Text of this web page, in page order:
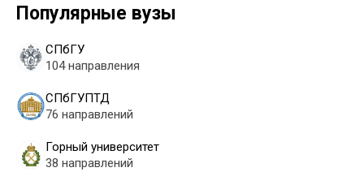
Популярные вузы
СПбГУ
104 направления
СПбГУПТД
76 направлений
Горный университет
38 направлений